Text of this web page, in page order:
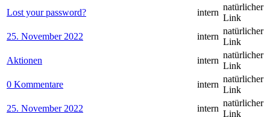
Lost your password?
intern
natürlicher
Link
25. November 2022
intern
natürlicher
Link
Aktionen
intern
natürlicher
Link
0 Kommentare
intern
natürlicher
Link
25. November 2022
intern
natürlicher
Link